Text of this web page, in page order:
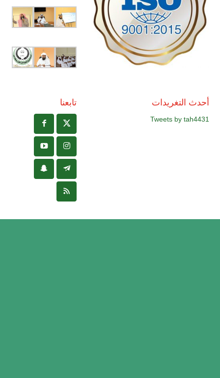
أحدث التغريدات
Tweets by tah4431
تابعنا